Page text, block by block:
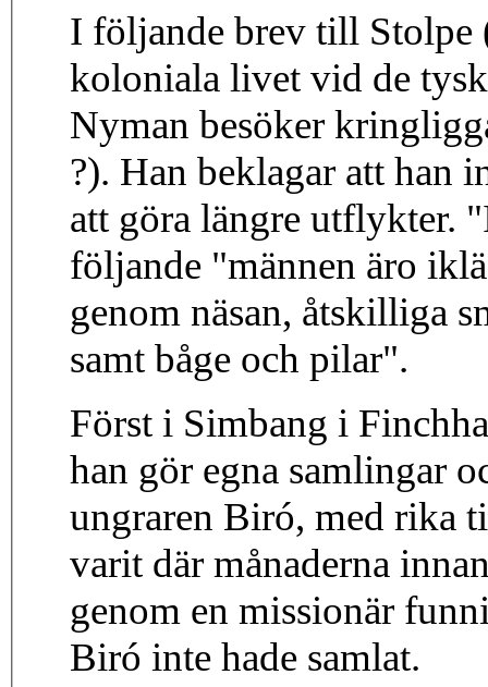
I följande brev till Stolpe
koloniala livet vid de
Nyman besöker
?). Han beklagar att han
att göra längre utflykter.
följande "männen äro
genom näsan, åtskilliga
samt båge och pilar".
Först i Simbang i
han gör egna samlingar
ungraren Biró, med rika
varit där månaderna
genom en missionär
Biró inte hade samlat.